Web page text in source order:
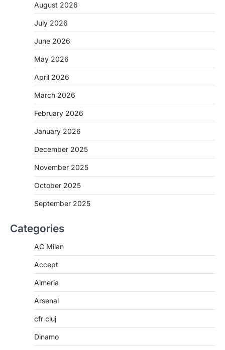
August 2026
July 2026
June 2026
May 2026
April 2026
March 2026
February 2026
January 2026
December 2025
November 2025
October 2025
September 2025
Categories
AC Milan
Accept
Almeria
Arsenal
cfr cluj
Dinamo